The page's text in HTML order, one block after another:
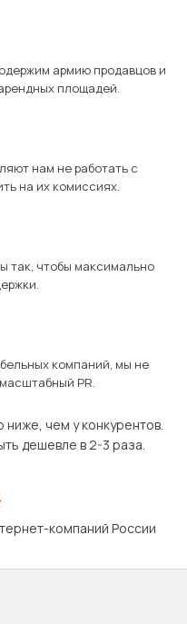
армию продавцов и
площадей.
нам не работать с
на их комиссиях.
так, чтобы максимально
компаний, мы не
PR.
ниже, чем у конкурентов.
дешевле в 2-3 раза.
компаний России